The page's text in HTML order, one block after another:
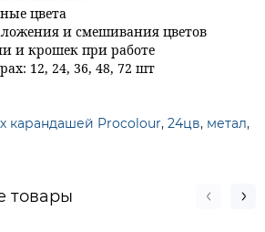
цвета
и смешивания цветов
и крошек при работе
12, 24, 36, 48, 72 шт
карандашей Procolour, 24цв, метал,
товары